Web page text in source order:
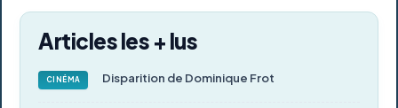
Articles les + lus
CINÉMA Disparition de Dominique Frot